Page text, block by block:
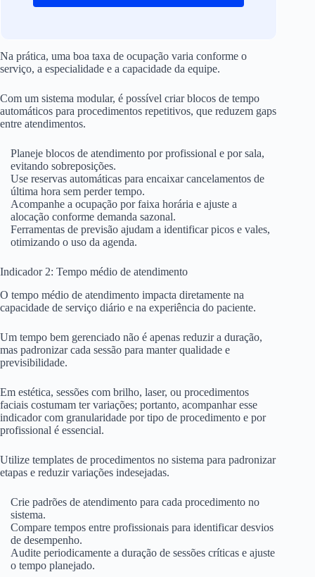
Na prática, uma boa taxa de ocupação varia conforme o
serviço, a especialidade e a capacidade da equipe.
Com um sistema modular, é possível criar blocos de tempo
automáticos para procedimentos repetitivos, que reduzem gaps
entre atendimentos.
Planeje blocos de atendimento por profissional e por sala,
evitando sobreposições.
Use reservas automáticas para encaixar cancelamentos de
última hora sem perder tempo.
Acompanhe a ocupação por faixa horária e ajuste a
alocação conforme demanda sazonal.
Ferramentas de previsão ajudam a identificar picos e vales,
otimizando o uso da agenda.
Indicador 2: Tempo médio de atendimento
O tempo médio de atendimento impacta diretamente na
capacidade de serviço diário e na experiência do paciente.
Um tempo bem gerenciado não é apenas reduzir a duração,
mas padronizar cada sessão para manter qualidade e
previsibilidade.
Em estética, sessões com brilho, laser, ou procedimentos
faciais costumam ter variações; portanto, acompanhar esse
indicador com granularidade por tipo de procedimento e por
profissional é essencial.
Utilize templates de procedimentos no sistema para padronizar
etapas e reduzir variações indesejadas.
Crie padrões de atendimento para cada procedimento no
sistema.
Compare tempos entre profissionais para identificar desvios
de desempenho.
Audite periodicamente a duração de sessões críticas e ajuste
o tempo planejado.